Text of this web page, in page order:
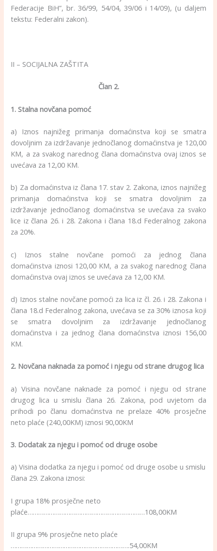
Federacije BiH”, br. 36/99, 54/04, 39/06 i 14/09), (u daljem
tekstu: Federalni zakon).
II – SOCIJALNA ZAŠTITA
Član 2.
1. Stalna novčana pomoć
a) Iznos najnižeg primanja domaćinstva koji se smatra
dovoljnim za izdržavanje jednočlanog domaćinstva je 120,00
KM, a za svakog narednog člana domaćinstva ovaj iznos se
uvećava za 12,00 KM.
b) Za domaćinstva iz člana 17. stav 2. Zakona, iznos najnižeg
primanja domaćinstva koji se smatra dovoljnim za
izdržavanje jednočlanog domaćinstva se uvećava za svako
lice iz člana 26. i 28. Zakona i člana 18.d Federalnog zakona
za 20%.
c) Iznos stalne novčane pomoći za jednog člana
domaćinstva iznosi 120,00 KM, a za svakog narednog člana
domaćinstva ovaj iznos se uvećava za 12,00 KM.
d) Iznos stalne novčane pomoći za lica iz čl. 26. i 28. Zakona i
člana 18.d Federalnog zakona, uvećava se za 30% iznosa koji
se smatra dovoljnim za izdržavanje jednočlanog
domaćinstva i za jednog člana domaćinstva iznosi 156,00
KM.
2. Novčana naknada za pomoć i njegu od strane drugog lica
a) Visina novčane naknade za pomoć i njegu od strane
drugog lica u smislu člana 26. Zakona, pod uvjetom da
prihodi po članu domaćinstva ne prelaze 40% prosječne
neto plaće (240,00KM) iznosi 90,00KM
3. Dodatak za njegu i pomoć od druge osobe
a) Visina dodatka za njegu i pomoć od druge osobe u smislu
člana 29. Zakona iznosi:
I grupa 18% prosječne neto
plaće…………………………………………………………108,00KM
II grupa 9% prosječne neto plaće
………………………………………………………….54,00KM